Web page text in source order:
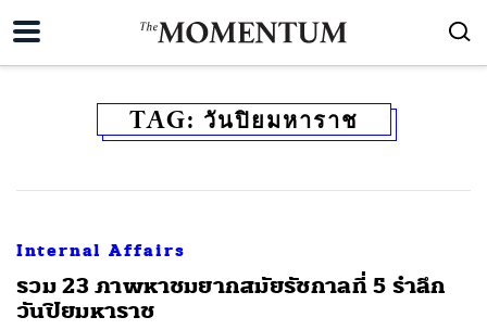
TAG: วันปิยมหาราช
Internal Affairs
รวม 23 ภาพหาชมยากสมัยรัชกาลที่ 5 รำลึก
วันปิยมหาราช